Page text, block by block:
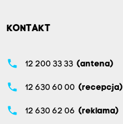
KONTAKT
phone 12 200 33 33 (antena)
phone 12 630 60 00 (recepcja)
phone 12 630 62 06 (reklama)